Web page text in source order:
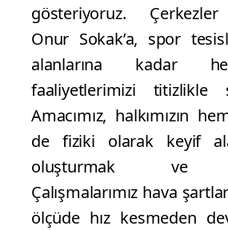
gösteriyoruz. Çerkezler
Onur Sokak’a, spor
alanlarına kadar
faaliyetlerimizi titizlikle
Amacımız, halkımızın
de fiziki olarak keyif
oluşturmak ve
Çalışmalarımız hava
ölçüde hız kesmeden